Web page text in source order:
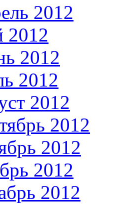
2012
2012
2012
2012
2012
2012
2012
2012
2012